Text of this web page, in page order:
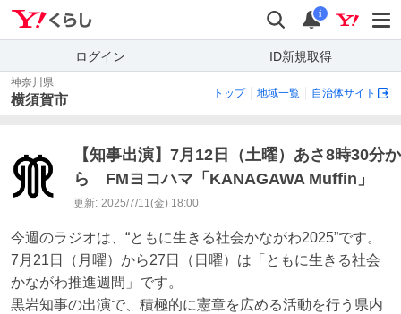
検索 通知
i
ログイン ID新規取得
神奈川県
横須賀市 トップ 地域一覧 自治体サイト
【知事出演】7月12日（土曜）あさ8時30分か
ら FMヨコハマ「KANAGAWA Muffin」
更新: 2025/7/11(金) 18:00
今週のラジオは、“ともに生きる社会かながわ2025”です。
7月21日（月曜）から27日（日曜）は「ともに生きる社会
かながわ推進週間」です。
黒岩知事の出演で、積極的に憲章を広める活動を行う県内